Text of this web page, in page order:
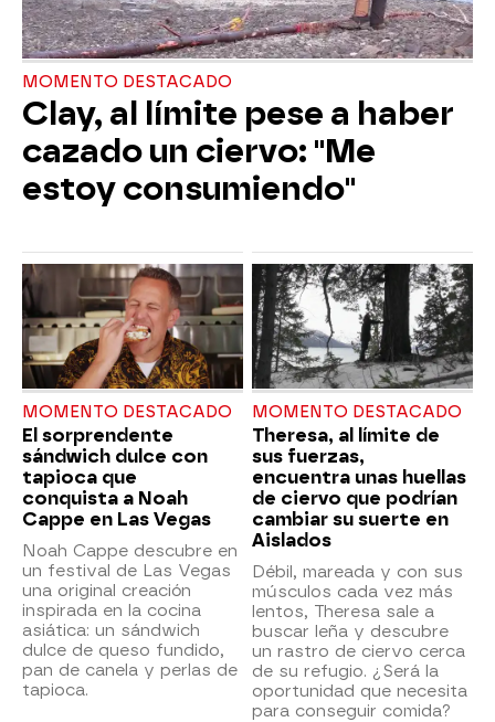
MOMENTO DESTACADO
Clay, al límite pese a haber
cazado un ciervo: "Me
estoy consumiendo"
MOMENTO DESTACADO
El sorprendente
sándwich dulce con
tapioca que
conquista a Noah
Cappe en Las Vegas
Noah Cappe descubre en
un festival de Las Vegas
una original creación
inspirada en la cocina
asiática: un sándwich
dulce de queso fundido,
pan de canela y perlas de
tapioca.
MOMENTO DESTACADO
Theresa, al límite de
sus fuerzas,
encuentra unas huellas
de ciervo que podrían
cambiar su suerte en
Aislados
Débil, mareada y con sus
músculos cada vez más
lentos, Theresa sale a
buscar leña y descubre
un rastro de ciervo cerca
de su refugio. ¿Será la
oportunidad que necesita
para conseguir comida?